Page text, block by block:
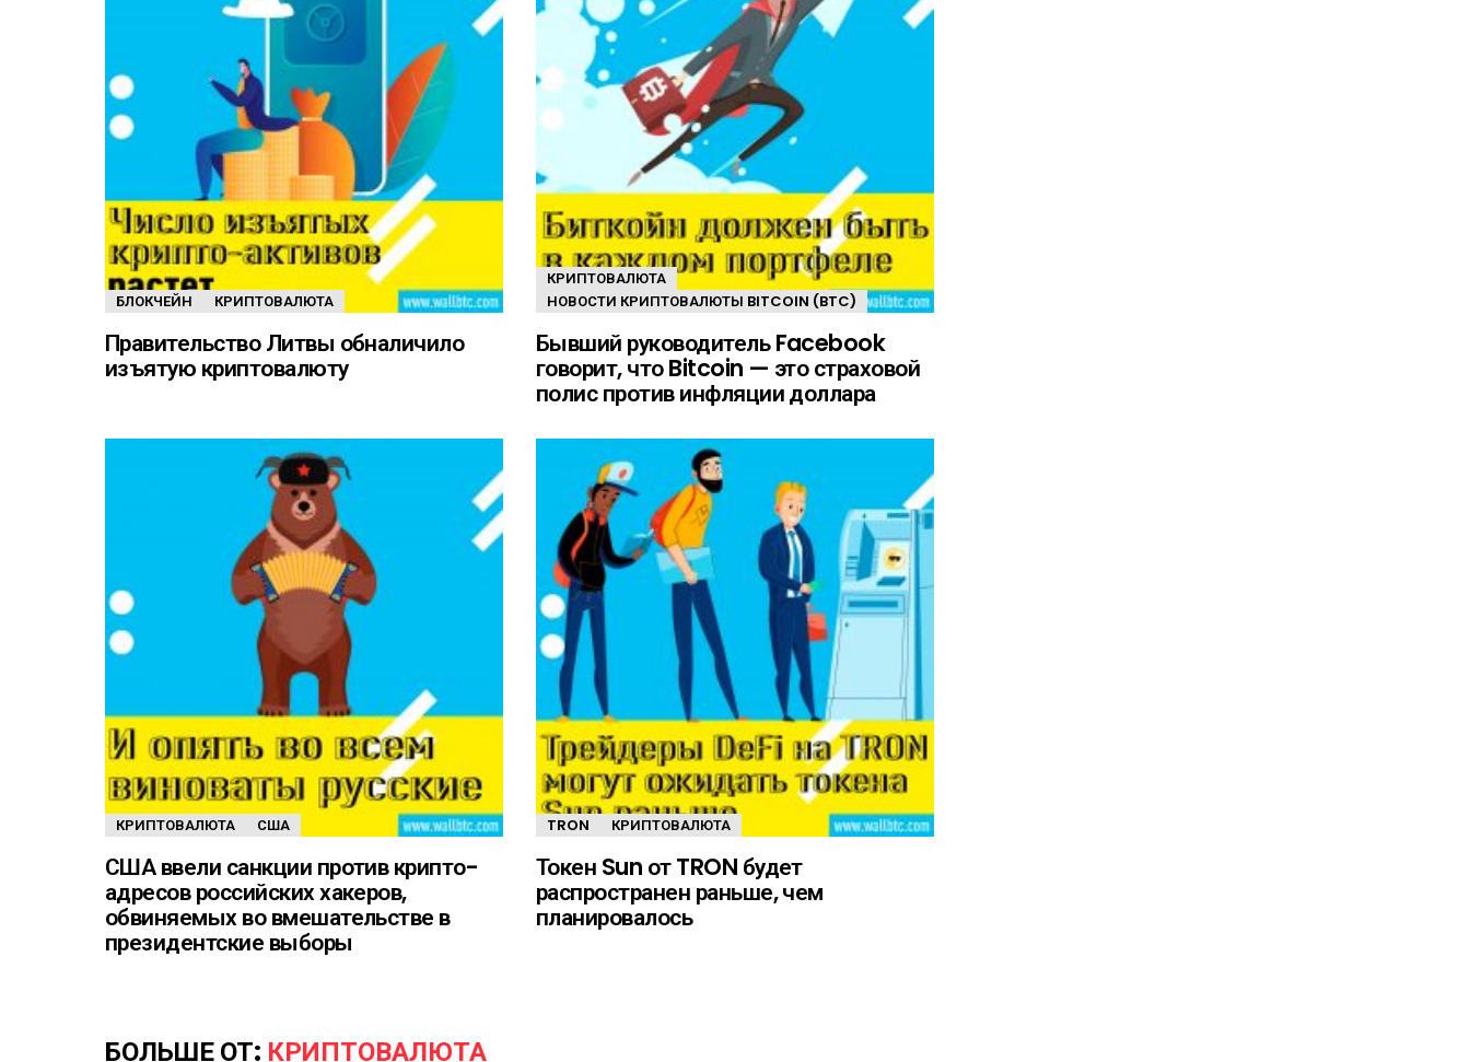
БЛОКЧЕЙН КРИПТОВАЛЮТА
Правительство Литвы обналичило
изъятую криптовалюту
КРИПТОВАЛЮТА
НОВОСТИ КРИПТОВАЛЮТЫ BITCOIN (BTC)
Бывший руководитель Facebook
говорит, что Bitcoin — это страховой
полис против инфляции доллара
КРИПТОВАЛЮТА США
США ввели санкции против крипто-
адресов российских хакеров,
обвиняемых во вмешательстве в
президентские выборы
TRON КРИПТОВАЛЮТА
Токен Sun от TRON будет
распространен раньше, чем
планировалось
БОЛЬШЕ ОТ: КРИПТОВАЛЮТА